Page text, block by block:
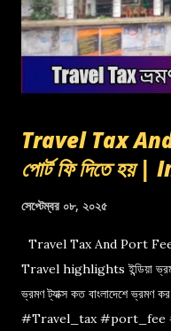
Travel Tax
পোর্ট ফি দিতে
সেপ্টেম্বর ০৮, ২০২৫
Travel Tax And Port Fee |
Travel highlights ইন্ডিয়া ভ্রমণ
ভ্রমণ ট্যাক্স কত বাংলাদেশে ভ্রমণ
#Travel_tax #port_fee